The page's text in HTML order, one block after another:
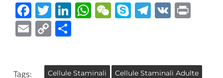
Facebook
Twitter
LinkedIn
WhatsApp
WeChat
SkypeVK
Email
CopyCondividi
Tags: Cellule Staminali
Cellule Staminali Adulte